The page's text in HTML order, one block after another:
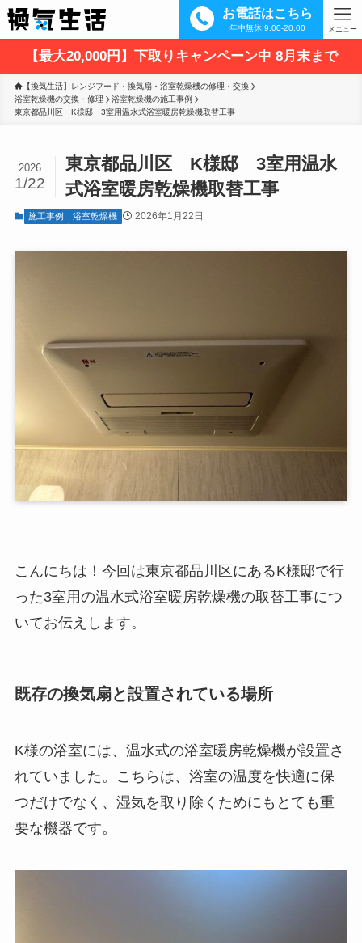
お電話はこちら
年中無休 9:00-20:00 メニュー
【最大20,000円】下取りキャンペーン中 8月末まで
【換気生活】レンジフード・換気扇・浴室乾燥機の修理・交換
浴室乾燥機の交換・修理
浴室乾燥機の施工事例
東京都品川区　K様邸　3室用温水式浴室暖房乾燥機取替工事
東京都品川区 K様邸 3室用温水
式浴室暖房乾燥機取替工事
2026
1/22
施工事例 浴室乾燥機 2026年1月22日
こんにちは！今回は東京都品川区にあるK様邸で行
った3室用の温水式浴室暖房乾燥機の取替工事につ
いてお伝えします。
既存の換気扇と設置されている場所
K様の浴室には、温水式の浴室暖房乾燥機が設置さ
れていました。こちらは、浴室の温度を快適に保
つだけでなく、湿気を取り除くためにもとても重
要な機器です。